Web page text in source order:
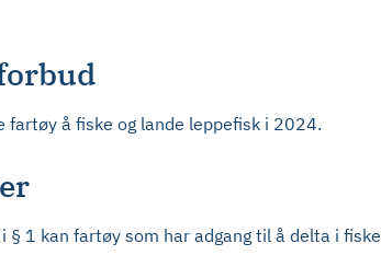
fartøy å fiske og lande leppefisk i 2024.
§ 1 kan fartøy som har adgang til å delta i